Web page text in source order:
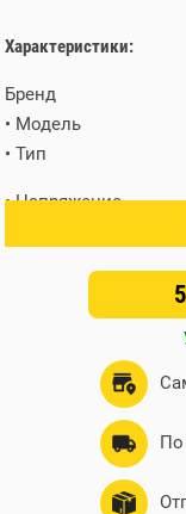
Характеристики:
Бренд
• Модель
• Тип
• Напряжение
• Система смазки
• Зарядное
По